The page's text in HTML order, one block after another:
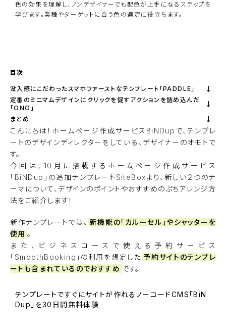
色の効果を理解し、ノンデザイナーでも配色が上手になるステップを
学びます。業種やターゲットに合う色の選定に役立ちます。
目次
没入感にこだわったスマホファーストなテンプレート「PADDLE」
定番のミニマムデザインにクリックを促すアクションを詰め込んだ
「ONO」
まとめ
こんにちは！ホームページ作成サービス BiNDup で、テンプレ
ートのデザインディレクターをしている、デザイナーのオモトで
す。
今回は、10月に搭載するホームページ作成サービス
「BiNDup」の追加テンプレートSiteBoxより、新しい２つのテ
ーマについて、デザインのポイントやおすすめのぷちアレンジ方
法をご紹介します！
新作テンプレートでは、 新機能の「カルーセル」やシャッターを
使用 。
また、ビジネスコースで使える予約サービス
「SmoothBooking」の利用を想定した 予約サイトのテンプレ
ートも含まれているのでおすすめ です。
テンプレートですぐにサイトが作れるノーコードCMS「BiN
Dup」を30日間無料体験